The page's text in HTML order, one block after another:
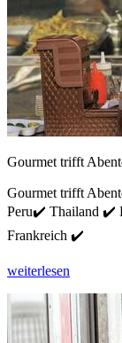
Gourmet trifft
Gourmet trifft
Peru✔️ Thailand ✔️
Frankreich ✔️
weiterlesen